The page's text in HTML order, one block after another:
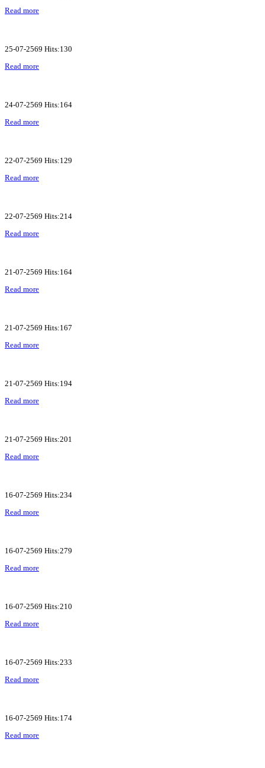
Read more
25-07-2569 Hits:130
Read more
24-07-2569 Hits:164
Read more
22-07-2569 Hits:129
Read more
22-07-2569 Hits:214
Read more
21-07-2569 Hits:164
Read more
21-07-2569 Hits:167
Read more
21-07-2569 Hits:194
Read more
21-07-2569 Hits:201
Read more
16-07-2569 Hits:234
Read more
16-07-2569 Hits:279
Read more
16-07-2569 Hits:210
Read more
16-07-2569 Hits:233
Read more
16-07-2569 Hits:174
Read more